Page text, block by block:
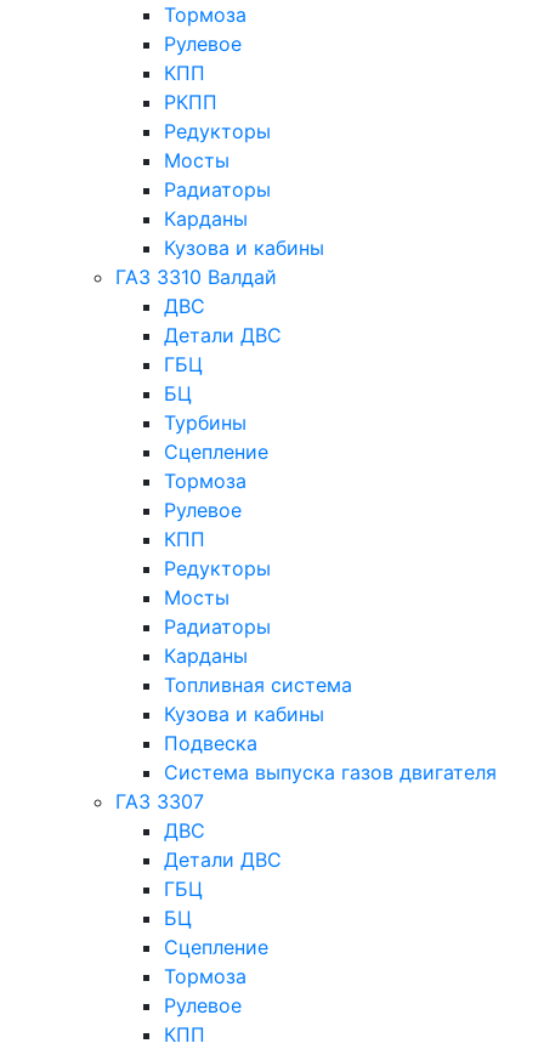
Тормоза
Рулевое
КПП
РКПП
Редукторы
Мосты
Радиаторы
Карданы
Кузова и кабины
ГАЗ 3310 Валдай
ДВС
Детали ДВС
ГБЦ
БЦ
Турбины
Сцепление
Тормоза
Рулевое
КПП
Редукторы
Мосты
Радиаторы
Карданы
Топливная система
Кузова и кабины
Подвеска
Система выпуска газов двигателя
ГАЗ 3307
ДВС
Детали ДВС
ГБЦ
БЦ
Сцепление
Тормоза
Рулевое
КПП